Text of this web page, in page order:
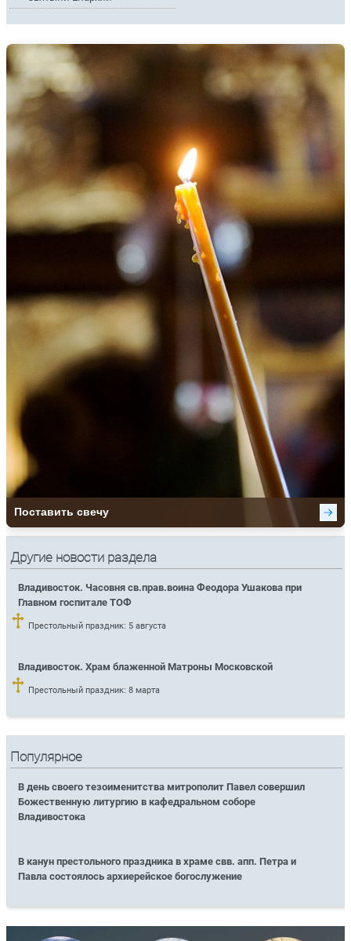
Другие новости раздела
Владивосток. Часовня св.прав.воина Феодора Ушакова при
Главном госпитале ТОФ
Престольный праздник: 5 августа
Владивосток. Храм блаженной Матроны Московской
Престольный праздник: 8 марта
Популярное
В день своего тезоименитства митрополит Павел совершил
Божественную литургию в кафедральном соборе
Владивостока
В канун престольного праздника в храме свв. апп. Петра и
Павла состоялось архиерейское богослужение